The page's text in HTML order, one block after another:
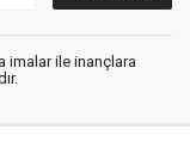
imalar ile inançlara